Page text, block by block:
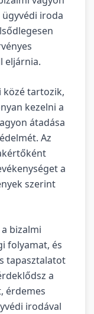
iroda
eljárnia.
közé tartozik,
kezelni a
átadása
Az
a
szerint
bizalmi
folyamat, és
tapasztalatot
a
érdemes
irodával